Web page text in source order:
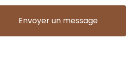
Envoyer un message